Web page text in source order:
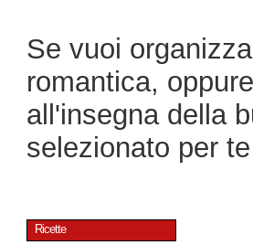
Se vuoi
romantica,
all'insegna della
selezionato per
Ricette